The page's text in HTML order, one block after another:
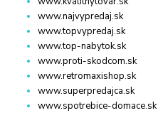
www.najvypredaj.sk
www.topvypredaj.sk
www.top-nabytok.sk
www.proti-skodcom.sk
www.retromaxishop.sk
www.superpredajca.sk
www.spotrebice-domace.sk